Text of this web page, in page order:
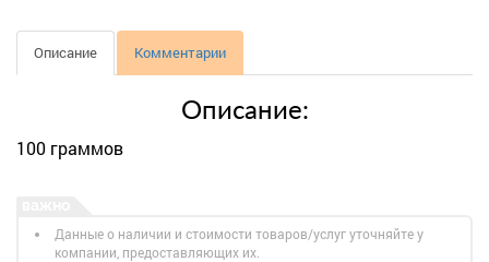
Описание Комментарии
Описание:
100 граммов
Данные о наличии и стоимости товаров/услуг уточняйте у
компании, предоставляющих их.